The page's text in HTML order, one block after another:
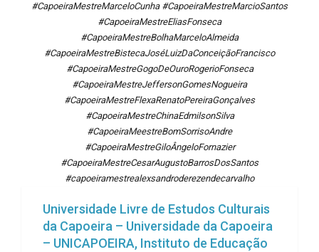
#CapoeiraMestreMarceloCunha #CapoeiraMestreMarcioSantos
#CapoeiraMestreEliasFonseca
#CapoeiraMestreBolhaMarceloAlmeida
#CapoeiraMestreBistecaJoséLuizDaConceiçãoFrancisco
#CapoeiraMestreGogoDeOuroRogerioFonseca
#CapoeiraMestreJeffersonGomesNogueira
#CapoeiraMestreFlexaRenatoPereiraGonçalves
#CapoeiraMestreChinaEdmilsonSilva
#CapoeiraMeestreBomSorrisoAndre
#CapoeiraMestreGiloÂngeloFornazier
#CapoeiraMestreCesarAugustoBarrosDosSantos
#capoeiramestrealexsandroderezendecarvalho
Universidade Livre de Estudos Culturais
da Capoeira – Universidade da Capoeira
– UNICAPOEIRA, Instituto de Educação